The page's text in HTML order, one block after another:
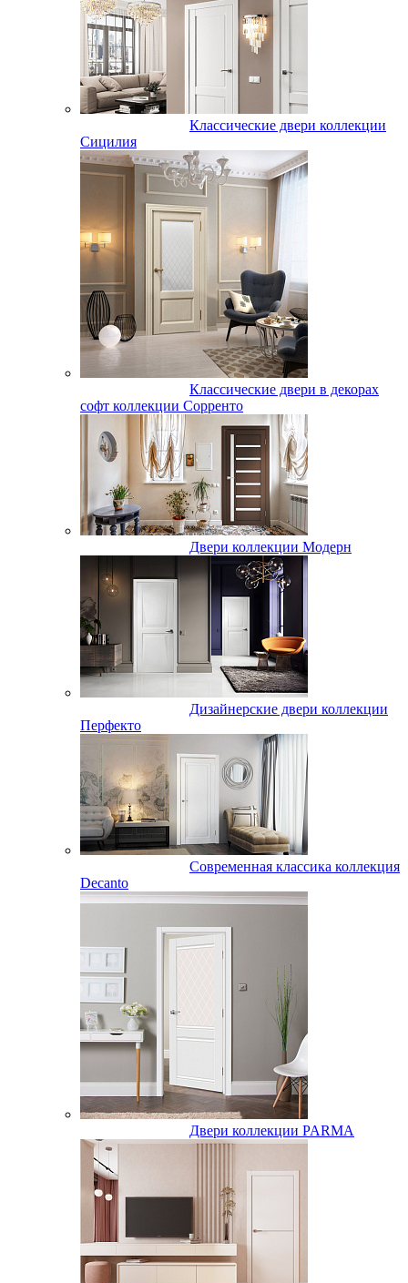
Классические двери коллекции
Сицилия
Классические двери в декорах
софт коллекции Сорренто
Двери коллекции Модерн
Дизайнерские двери коллекции
Перфекто
Современная классика коллекция
Decanto
Двери коллекции PARMA